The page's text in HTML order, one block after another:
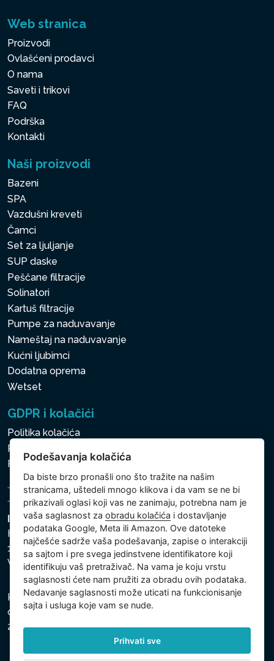
Web stranica
Proizvodi
Ovlašćeni prodavci
O nama
Saveti i trikovi
FAQ
Podrška
Kontakti
Naši proizvodi
Bazeni
SPA
Vazdušni kreveti
Čamci
Set za ljuljanje
SUP daske
Peščane filtracije
Solinatori
Kartuš filtracije
Pumpe za naduvavanje
Nameštaj na naduvavanje
Kućni ljubimci
Dodatna oprema
Wetset
GDPR i kolačići
Politika kolačića
Politika zaštite ličnih i drugih obrađivanih podataka
Politika kolačića
Intex Trading, s.r.o.
Hradecká 2526/3
130 00 Praha 3
Vinohrady - Česká republika
Kompanija je registrovana u Opštinskom sudu u Pragu,
odeljak C, uložak 74759, Identifikacioni broj kompanije:
26150808, Poreski identifikacioni broj: CZ26150808.
Podešavanja kolačića
Da biste brzo pronašli ono što tražite na našim
stranicama, uštedeli mnogo klikova i da vam se ne bi
prikazivali oglasi koji vas ne zanimaju, potrebna nam je
vaša saglasnost zaobradu kolačića i dostavljanje
podataka Google, Meta ili Amazon. Ove datoteke
najčešće sadrže vaša podešavanja, zapise o interakciji
sa sajtom i pre svega jedinstvene identifikatore koji
identifikuju vaš pretraživač. Na vama je koju vrstu
saglasnosti ćete nam pružiti za obradu ovih podataka.
Nedavanje saglasnosti može uticati na funkcionisanje
sajta i usluga koje vam se nude.
Prihvati sve